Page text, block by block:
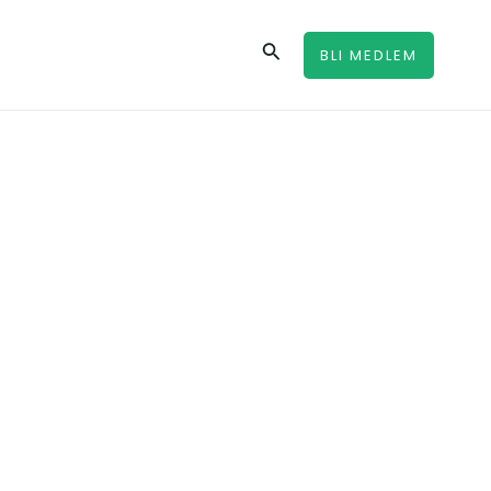
Sök BLI MEDLEM